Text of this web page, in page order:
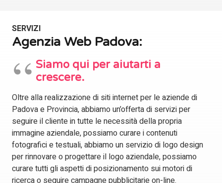
SERVIZI
Agenzia Web Padova:
Siamo qui per aiutarti a
crescere.
Oltre alla realizzazione di siti internet per le aziende di
Padova e Provincia, abbiamo un’offerta di servizi per
seguire il cliente in tutte le necessità della propria
immagine aziendale, possiamo curare i contenuti
fotografici e testuali, abbiamo un servizio di logo design
per rinnovare o progettare il logo aziendale, possiamo
curare tutti gli aspetti di posizionamento sui motori di
ricerca o seguire campagne pubblicitarie on-line.